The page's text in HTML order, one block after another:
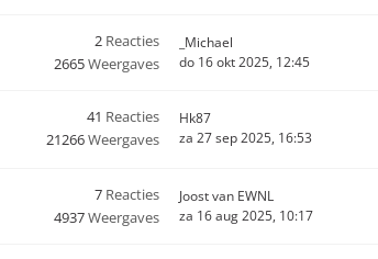
2 Reacties
2665Weergaves
_Michael
do 16 okt 2025, 12:45
41 Reacties
21266Weergaves
Hk87
za 27 sep 2025, 16:53
7 Reacties
4937Weergaves
Joost van EWNL
za 16 aug 2025, 10:17